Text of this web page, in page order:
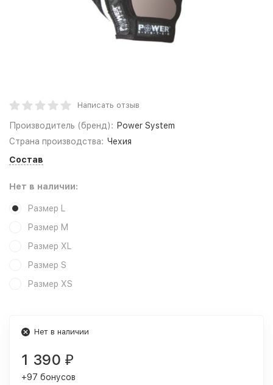
Написать отзыв
Производитель (бренд): Power System
Страна производства: Чехия
Состав
Нет в наличии:
Размер L
Размер M
Размер XL
Размер S
Размер XS
Нет в наличии
1 390 ₽
+97 бонусов